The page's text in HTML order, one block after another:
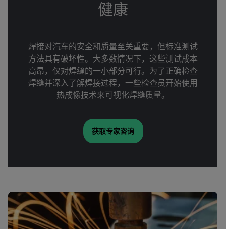
健康
焊接对汽车的安全和质量至关重要，但标准测试
方法具有破坏性。大多数情况下，这些测试成本
高昂，仅对焊缝的一小部分可行。为了正确检查
焊缝并深入了解焊接过程，一些检查员开始使用
热成像技术来可视化焊缝质量。
获取专家咨询